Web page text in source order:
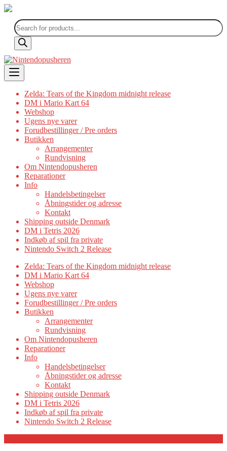
Products
search
Skip
to
content
Zelda: Tears of the Kingdom midnight release
DM i Mario Kart 64
Webshop
Ugens nye varer
Forudbestillinger / Pre orders
Butikken
Arrangementer
Rundvisning
Om Nintendopusheren
Reparationer
Info
Handelsbetingelser
Åbningstider og adresse
Kontakt
Shipping outside Denmark
DM i Tetris 2026
Indkøb af spil fra private
Nintendo Switch 2 Release
Zelda: Tears of the Kingdom midnight release
DM i Mario Kart 64
Webshop
Ugens nye varer
Forudbestillinger / Pre orders
Butikken
Arrangementer
Rundvisning
Om Nintendopusheren
Reparationer
Info
Handelsbetingelser
Åbningstider og adresse
Kontakt
Shipping outside Denmark
DM i Tetris 2026
Indkøb af spil fra private
Nintendo Switch 2 Release